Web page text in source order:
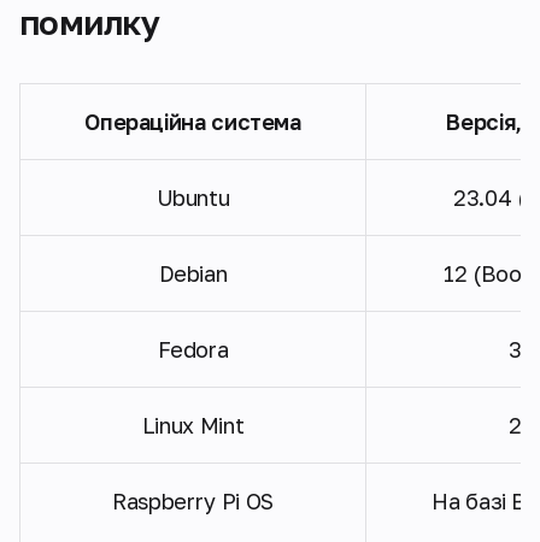
помилку
Операційна система Версія,
Ubuntu 23.04
Debian 12
Fedora 38
Linux Mint 22
Raspberry Pi OS
На базі